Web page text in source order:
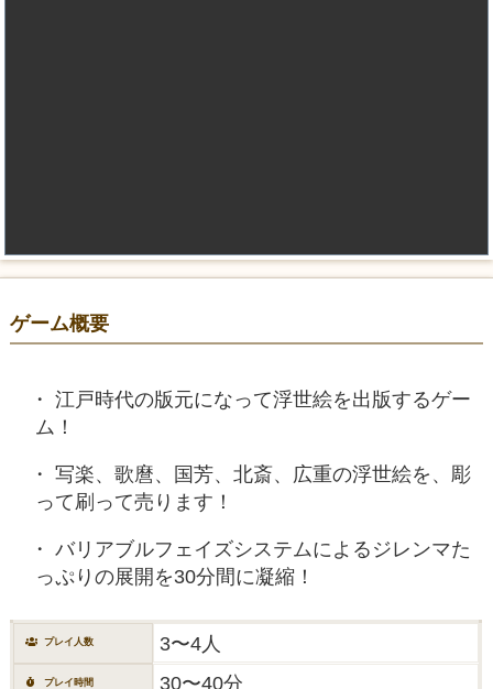
ゲーム概要
江戸時代の版元になって浮世絵を出版するゲー
ム！
写楽、歌麿、国芳、北斎、広重の浮世絵を、彫
って刷って売ります！
バリアブルフェイズシステムによるジレンマた
っぷりの展開を30分間に凝縮！
プレイ人数 3〜4人
プレイ時間 30〜40分